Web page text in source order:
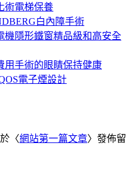
術電梯保養
白內障手術
機隱形鐵窗精品級和高安全
用手術的眼睛保持健康
電子煙設計
〈網站第一篇文章〉發佈留